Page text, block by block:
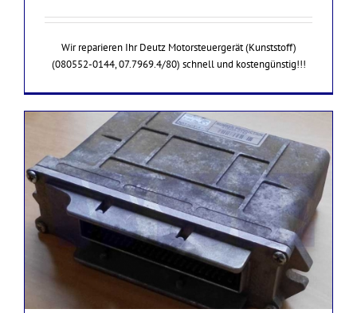
Wir reparieren Ihr Deutz Motorsteuergerät (Kunststoff)
(080552-0144, 07.7969.4/80) schnell und kostengünstig!!!